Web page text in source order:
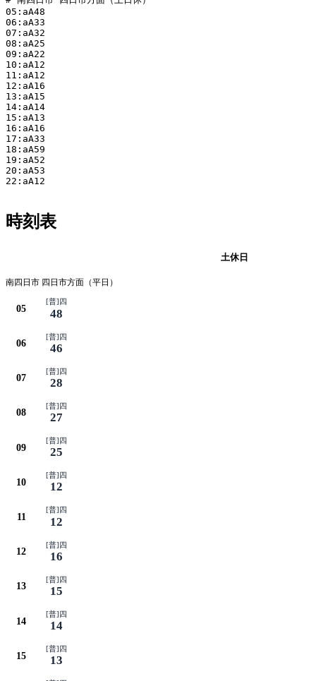
05:aA48
06:aA33
07:aA32
08:aA25
09:aA22
10:aA12
11:aA12
12:aA16
13:aA15
14:aA14
15:aA13
16:aA16
17:aA33
18:aA59
19:aA52
20:aA53
22:aA12
時刻表
土休日
南四日市 四日市方面（平日）
05
[普]四
48
06
[普]四
46
07
[普]四
28
08
[普]四
27
09
[普]四
25
10
[普]四
12
11
[普]四
12
12
[普]四
16
13
[普]四
15
14
[普]四
14
15
[普]四
13